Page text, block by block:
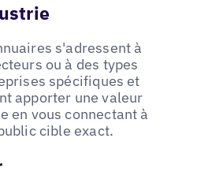
s'adressent à
ou à des types
spécifiques et
apporter une valeur
en vous connectant à
cible exact.